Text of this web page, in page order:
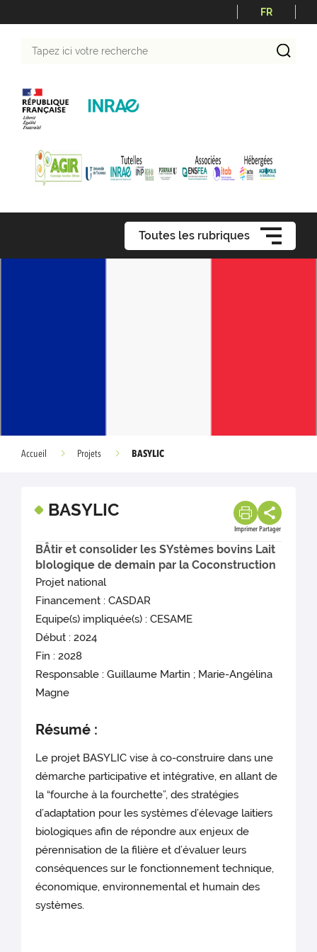
FR
Toutes les rubriques
Accueil Projets BASYLIC
BASYLIC
Imprimer Partager
BÂtir et consolider les SYstèmes bovins Lait
bIologique de demain par la Coconstruction
Projet national
Financement : CASDAR
Equipe(s) impliquée(s) : CESAME
Début : 2024
Fin : 2028
Responsable : Guillaume Martin ; Marie-Angélina
Magne
Résumé :
Le projet BASYLIC vise à co-construire dans une
démarche participative et intégrative, en allant de
la “fourche à la fourchette”, des stratégies
d’adaptation pour les systèmes d’élevage laitiers
biologiques afin de répondre aux enjeux de
pérennisation de la filière et d’évaluer leurs
conséquences sur le fonctionnement technique,
économique, environnemental et humain des
systèmes.